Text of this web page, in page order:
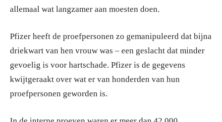
allemaal wat langzamer aan moesten doen.
Pfizer heeft de proefpersonen zo gemanipuleerd dat bijna
driekwart van hen vrouw was – een geslacht dat minder
gevoelig is voor hartschade. Pfizer is de gegevens
kwijtgeraakt over wat er van honderden van hun
proefpersonen geworden is.